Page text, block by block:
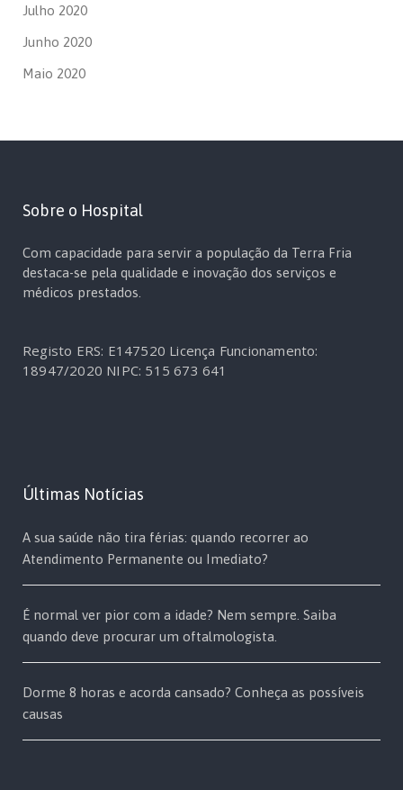
Julho 2020
Junho 2020
Maio 2020
Sobre o Hospital
Com capacidade para servir a população da Terra Fria
destaca-se pela qualidade e inovação dos serviços e
médicos prestados.
Registo ERS: E147520 Licença Funcionamento:
18947/2020 NIPC: 515 673 641
Últimas Notícias
A sua saúde não tira férias: quando recorrer ao
Atendimento Permanente ou Imediato?
É normal ver pior com a idade? Nem sempre. Saiba
quando deve procurar um oftalmologista.
Dorme 8 horas e acorda cansado? Conheça as possíveis
causas